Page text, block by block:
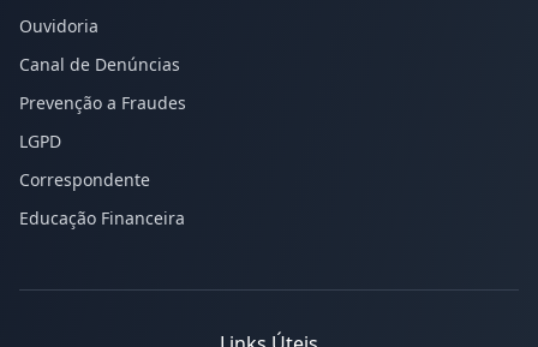
Ouvidoria
Canal de Denúncias
Prevenção a Fraudes
LGPD
Correspondente
Educação Financeira